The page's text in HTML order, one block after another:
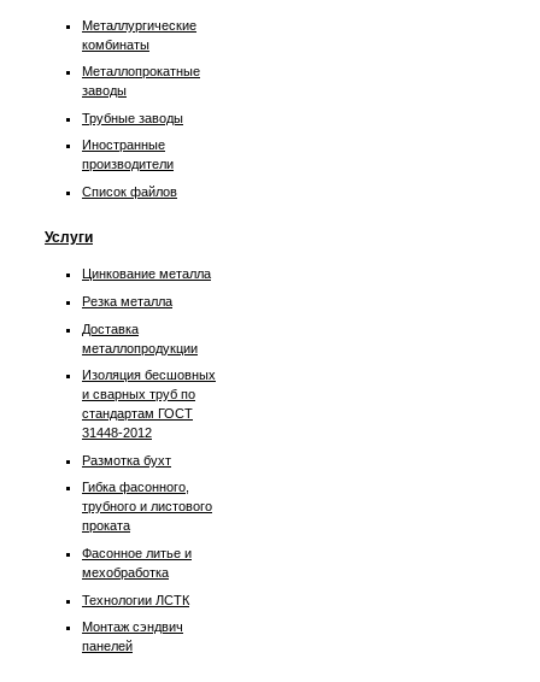
Металлургические
комбинаты
Металлопрокатные
заводы
Трубные заводы
Иностранные
производители
Список файлов
Услуги
Цинкование металла
Резка металла
Доставка
металлопродукции
Изоляция бесшовных
и сварных труб по
стандартам ГОСТ
31448-2012
Размотка бухт
Гибка фасонного,
трубного и листового
проката
Фасонное литье и
мехобработка
Технологии ЛСТК
Монтаж сэндвич
панелей